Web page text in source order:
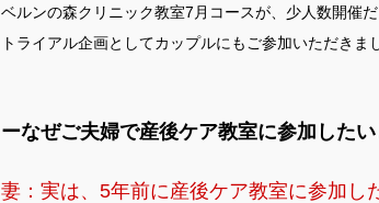
ベルンの森クリニック教室7月コースが、少人数開催だ
トライアル企画としてカップルにもご参加いただきま
ーなぜご夫婦で産後ケア教室に参加した
妻：実は、5年前に産後ケア教室に参加し